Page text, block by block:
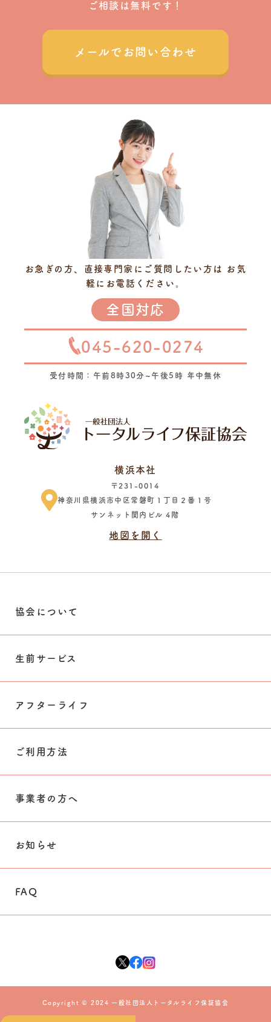
ご相談は無料です！
メールでお問い合わせ
お急ぎの方、直接専門家にご質問したい方は
お気
軽にお電話ください。
全国対応
045-620-0274
受付時間：午前8時30分~午後5時 年中無休
横浜本社
〒231-0014
神奈川県横浜市中区常磐町１丁目２番１号
サンネット関内ビル 4階
地図を開く
協会について
生前サービス
アフターライフ
ご利用方法
事業者の方へ
お知らせ
FAQ
Copyright © 2024 一般社団法人トータルライフ保証協会